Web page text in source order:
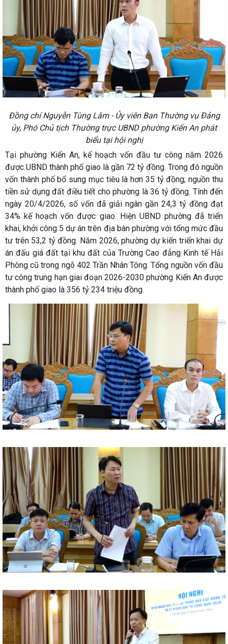
Đồng chí Nguyễn Tùng Lâm - Ủy viên Ban Thường vụ Đảng
ủy, Phó Chủ tịch Thường trực UBND phường Kiến An phát
biểu tại hội nghị
Tại phường Kiến An, kế hoạch vốn đầu tư công năm 2026
được UBND thành phố giao là gần 72 tỷ đồng. Trong đó nguồn
vốn thành phố bổ sung mục tiêu là hơn 35 tỷ đồng; nguồn thu
tiền sử dụng đất điều tiết cho phường là 36 tỷ đồng. Tính đến
ngày 20/4/2026, số vốn đã giải ngân gần 24,3 tỷ đồng đạt
34% kế hoạch vốn được giao. Hiện UBND phường đã triển
khai, khởi công 5 dự án trên địa bàn phường với tổng mức đầu
tư trên 53,2 tỷ đồng. Năm 2026, phường dự kiến triển khai dự
án đấu giá đất tại khu đất của Trường Cao đẳng Kinh tế Hải
Phòng cũ trong ngõ 402 Trần Nhân Tông. Tổng nguồn vốn đầu
tư công trung hạn giai đoạn 2026-2030 phường Kiến An được
thành phố giao là 356 tỷ 234 triệu đồng.